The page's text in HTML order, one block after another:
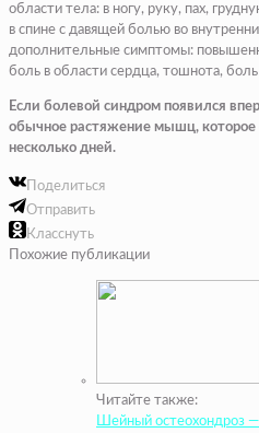
области тела: в ногу, руку, пах,
в спине с давящей болью во
дополнительные симптомы:
боль в области сердца, тошнота,
Если болевой синдром появился
обычное растяжение мышц, которое
несколько дней.
Поделиться
Отправить
Класснуть
Похожие публикации
Читайте также:
Шейный остеохондроз